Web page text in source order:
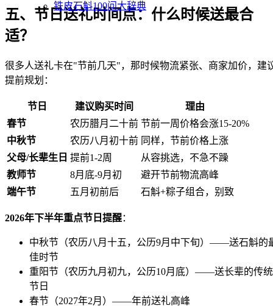
铁皮石斛100问大辞典
五、节日送礼时间点：什么时候送最合
适？
很多人送礼卡在"节前几天"，那时候物流紧张、商家加价，建
提前规划：
节日 建议购买时间
理由
春节
农历腊月二十前 节前一周价格会涨15-20%
中秋节
农历八月初十前 同样，节前价格上涨
父母/长辈生日 提前1-2周
从容挑选，不急不躁
教师节
8月底-9月初
避开节前物流高峰
端午节
五月初前后 石斛+粽子组合，别致
2026年下半年重点节日提醒：
中秋节（农历八月十五，公历9月中下旬）——送石斛的
佳时节
重阳节（农历九月初九，公历10月底）——送长辈的传统
节日
春节（2027年2月）——年前送礼高峰